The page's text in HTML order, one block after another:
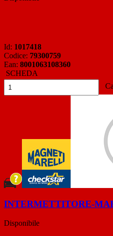
Id: 1017418
Codice: 79300759
Ean: 8001063108360
SCHEDA
INTERMETTITORE-
Disponibile